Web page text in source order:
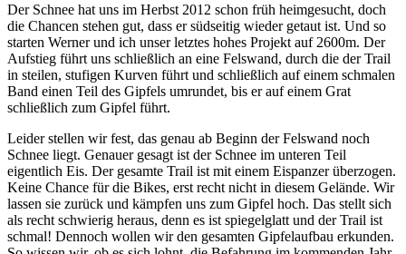
Der Schnee hat uns im Herbst 2012 schon früh heimgesucht, doch
die Chancen stehen gut, dass er südseitig wieder getaut ist. Und so
starten Werner und ich unser letztes hohes Projekt auf 2600m. Der
Aufstieg führt uns schließlich an eine Felswand, durch die der Trail
in steilen, stufigen Kurven führt und schließlich auf einem schmalen
Band einen Teil des Gipfels umrundet, bis er auf einem Grat
schließlich zum Gipfel führt.
Leider stellen wir fest, das genau ab Beginn der Felswand noch
Schnee liegt. Genauer gesagt ist der Schnee im unteren Teil
eigentlich Eis. Der gesamte Trail ist mit einem Eispanzer überzogen.
Keine Chance für die Bikes, erst recht nicht in diesem Gelände. Wir
lassen sie zurück und kämpfen uns zum Gipfel hoch. Das stellt sich
als recht schwierig heraus, denn es ist spiegelglatt und der Trail ist
schmal! Dennoch wollen wir den gesamten Gipfelaufbau erkunden.